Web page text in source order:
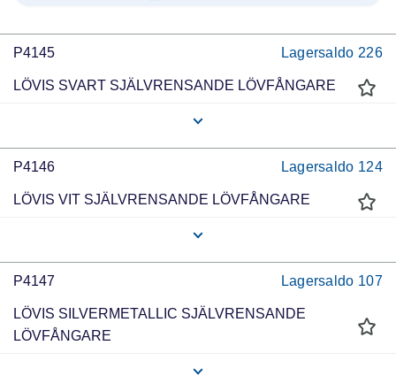
P4145 Lagersaldo 226
LÖVIS SVART SJÄLVRENSANDE LÖVFÅNGARE
P4146 Lagersaldo 124
LÖVIS VIT SJÄLVRENSANDE LÖVFÅNGARE
P4147 Lagersaldo 107
LÖVIS SILVERMETALLIC SJÄLVRENSANDE
LÖVFÅNGARE